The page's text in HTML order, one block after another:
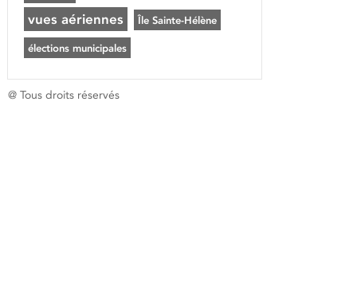
vues aériennes Île Sainte-Hélène
élections municipales
@ Tous droits réservés